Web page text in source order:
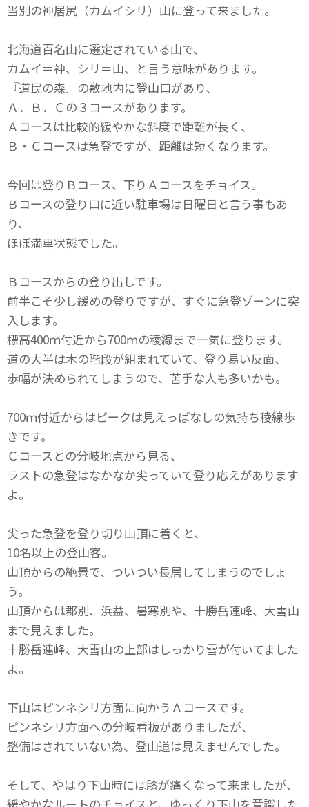
当別の神居尻（カムイシリ）山に登って来ました。
北海道百名山に選定されている山で、
カムイ＝神、シリ＝山、と言う意味があります。
『道民の森』の敷地内に登山口があり、
Ａ．Ｂ．Ｃの３コースがあります。
Ａコースは比較的緩やかな斜度で距離が長く、
Ｂ・Ｃコースは急登ですが、距離は短くなります。
今回は登りＢコース、下りＡコースをチョイス。
Ｂコースの登り口に近い駐車場は日曜日と言う事もあ
り、
ほぼ満車状態でした。
Ｂコースからの登り出しです。
前半こそ少し緩めの登りですが、すぐに急登ゾーンに突
入します。
標高400ｍ付近から700ｍの稜線まで一気に登ります。
道の大半は木の階段が組まれていて、登り易い反面、
歩幅が決められてしまうので、苦手な人も多いかも。
700ｍ付近からはピークは見えっぱなしの気持ち稜線歩
きです。
Ｃコースとの分岐地点から見る、
ラストの急登はなかなか尖っていて登り応えがあります
よ。
尖った急登を登り切り山頂に着くと、
10名以上の登山客。
山頂からの絶景で、ついつい長居してしまうのでしょ
う。
山頂からは郡別、浜益、暑寒別や、十勝岳連峰、大雪山
まで見えました。
十勝岳連峰、大雪山の上部はしっかり雪が付いてました
よ。
下山はピンネシリ方面に向かうＡコースです。
ピンネシリ方面への分岐看板がありましたが、
整備はされていない為、登山道は見えませんでした。
そして、やはり下山時には膝が痛くなって来ましたが、